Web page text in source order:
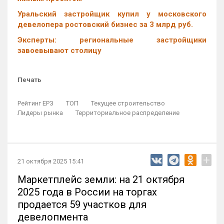
Уральский застройщик купил у московского
девелопера ростовский бизнес за 3 млрд руб.
Эксперты: региональные застройщики
завоевывают столицу
Печать
Рейтинг ЕРЗ ТОП
Текущее строительство
Лидеры рынка
Территориальное распределение
21 октября 2025 15:41 +
Маркетплейс земли: на 21 октября
2025 года в России на торгах
продается 59 участков для
девелопмента